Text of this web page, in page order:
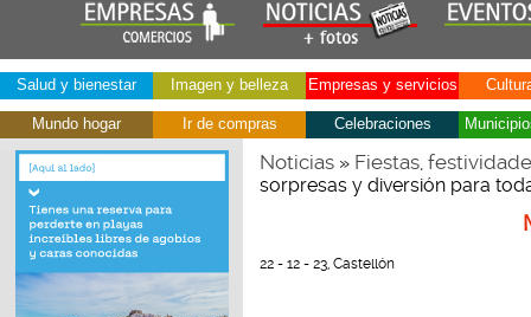
Salud y bienestar Imagen y belleza Empresas y servicios
Mundo hogar Ir de compras Celebraciones
Noticias» Fiestas,
sorpresas y diversión para
22 - 12 - 23, Castellón